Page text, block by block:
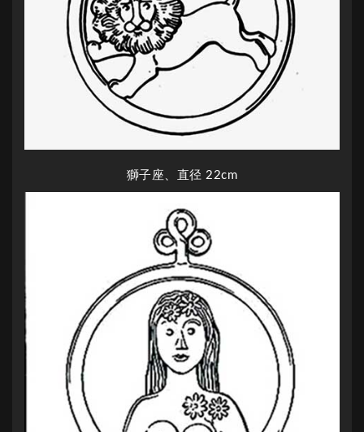
獅子座、直径 22cm